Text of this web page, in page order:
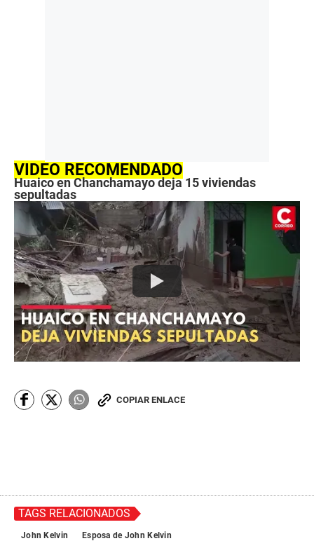
VIDEO RECOMENDADO
Huaico en Chanchamayo deja 15 viviendas
sepultadas
COPIAR ENLACE
TAGS RELACIONADOS
John Kelvin Esposa de John Kelvin